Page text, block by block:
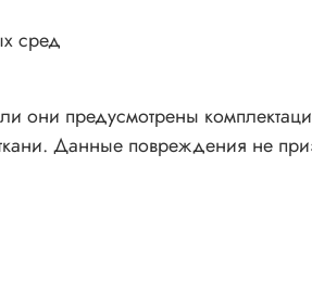
Это
лучей.
сред
они предусмотрены
Данные повреждения не